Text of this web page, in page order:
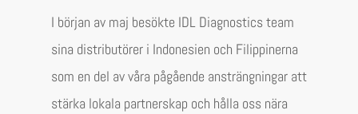
I början av maj besökte IDL Diagnostics team
sina distributörer i Indonesien och Filippinerna
som en del av våra pågående ansträngningar att
stärka lokala partnerskap och hålla oss nära